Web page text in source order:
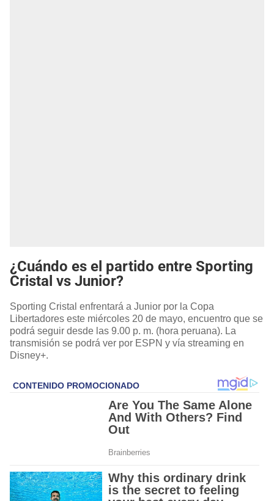
¿Cuándo es el partido entre Sporting
Cristal vs Junior?
Sporting Cristal enfrentará a Junior por la Copa
Libertadores este miércoles 20 de mayo, encuentro que se
podrá seguir desde las 9.00 p. m. (hora peruana). La
transmisión se podrá ver por ESPN y vía streaming en
Disney+.